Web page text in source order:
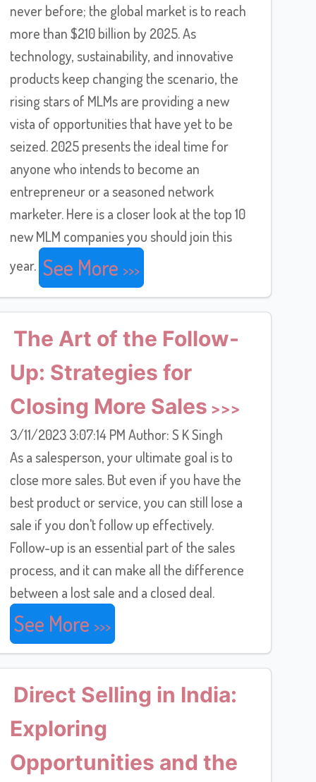
never before; the global market is to reach
more than $210 billion by 2025. As
technology, sustainability, and innovative
products keep changing the scenario, the
rising stars of MLMs are providing a new
vista of opportunities that have yet to be
seized. 2025 presents the ideal time for
anyone who intends to become an
entrepreneur or a seasoned network
marketer. Here is a closer look at the top 10
new MLM companies you should join this
year. See More
The Art of the Follow-
Up: Strategies for
Closing More Sales
3/11/2023 3:07:14 PM Author: S K Singh
As a salesperson, your ultimate goal is to
close more sales. But even if you have the
best product or service, you can still lose a
sale if you don't follow up effectively.
Follow-up is an essential part of the sales
process, and it can make all the difference
between a lost sale and a closed deal.
See More
Direct Selling in India:
Exploring
Opportunities and the